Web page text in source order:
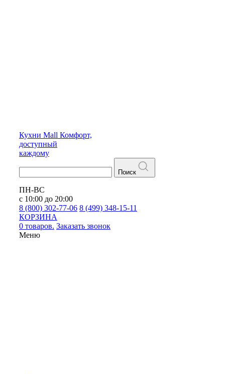
Кухни Mall Комфорт,
доступный
каждому
Поиск
ПН-ВС
с 10:00 до 20:00
8 (800) 302-77-06 8 (499) 348-15-11
КОРЗИНА
0 товаров. Заказать звонок
Меню